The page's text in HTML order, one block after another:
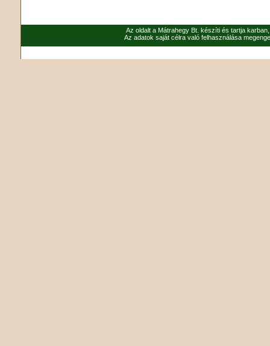
Az oldalt a Mátrahegy Bt. készíti és tartja
Az adatok saját célra való felhasználása